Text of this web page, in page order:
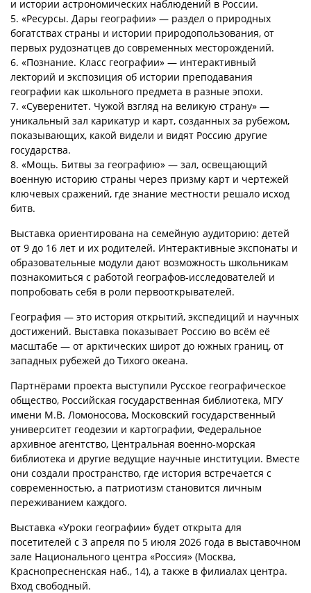
и истории астрономических наблюдений в России.
5. «Ресурсы. Дары географии» — раздел о природных
богатствах страны и истории природопользования, от
первых рудознатцев до современных месторождений.
6. «Познание. Класс географии» — интерактивный
лекторий и экспозиция об истории преподавания
географии как школьного предмета в разные эпохи.
7. «Суверенитет. Чужой взгляд на великую страну» —
уникальный зал карикатур и карт, созданных за рубежом,
показывающих, какой видели и видят Россию другие
государства.
8. «Мощь. Битвы за географию» — зал, освещающий
военную историю страны через призму карт и чертежей
ключевых сражений, где знание местности решало исход
битв.
Выставка ориентирована на семейную аудиторию: детей
от 9 до 16 лет и их родителей. Интерактивные экспонаты и
образовательные модули дают возможность школьникам
познакомиться с работой географов-исследователей и
попробовать себя в роли первооткрывателей.
География — это история открытий, экспедиций и научных
достижений. Выставка показывает Россию во всём её
масштабе — от арктических широт до южных границ, от
западных рубежей до Тихого океана.
Партнёрами проекта выступили Русское географическое
общество, Российская государственная библиотека, МГУ
имени М.В. Ломоносова, Московский государственный
университет геодезии и картографии, Федеральное
архивное агентство, Центральная военно-морская
библиотека и другие ведущие научные институции. Вместе
они создали пространство, где история встречается с
современностью, а патриотизм становится личным
переживанием каждого.
Выставка «Уроки географии» будет открыта для
посетителей с 3 апреля по 5 июля 2026 года в выставочном
зале Национального центра «Россия» (Москва,
Краснопресненская наб., 14), а также в филиалах центра.
Вход свободный.